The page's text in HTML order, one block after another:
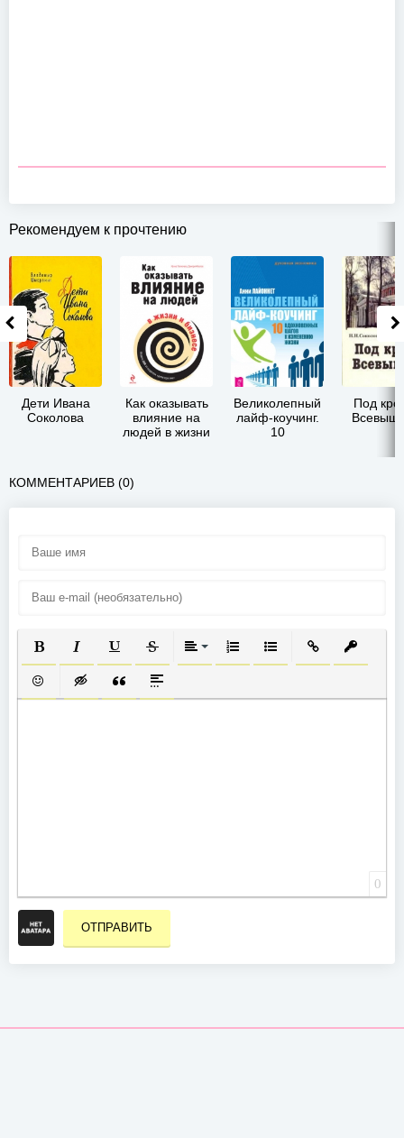
Рекомендуем к прочтению
Дети Ивана
Соколова
Как оказывать
влияние на
людей в жизни
Великолепный
лайф-коучинг.
10
Под
КОММЕНТАРИЕВ (0)
ПОЛУЖИРНЫЙ
КУРСИВПОДЧЕРКНУТЫЙ
ЗАЧЕРКНУТЫЙВЫРАВНИВАНИЕ
НУМЕРОВАННЫЙ СПИСОК
МАРКИРОВАННЫЙ
ВСТАВИТЬ
ВСТАВИТЬ СМАЙЛИК
ВСТАВКА СКРЫТОГО ТЕКСТА
ВСТАВКА ЦИТАТЫ
ВСТАВКА СПОЙЛЕРА
0
ОТПРАВИТЬ